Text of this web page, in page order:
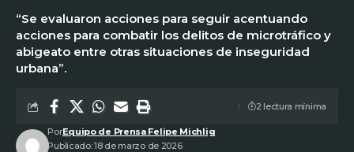
“Se evaluaron acciones para seguir acentuando
acciones para combatir los delitos de microtráfico y
abigeato entre otras situaciones de inseguridad
urbana”.
PorEquipo de Prensa Felipe Michlig
Publicado: 18 de marzo de 2026
2 lectura mínima